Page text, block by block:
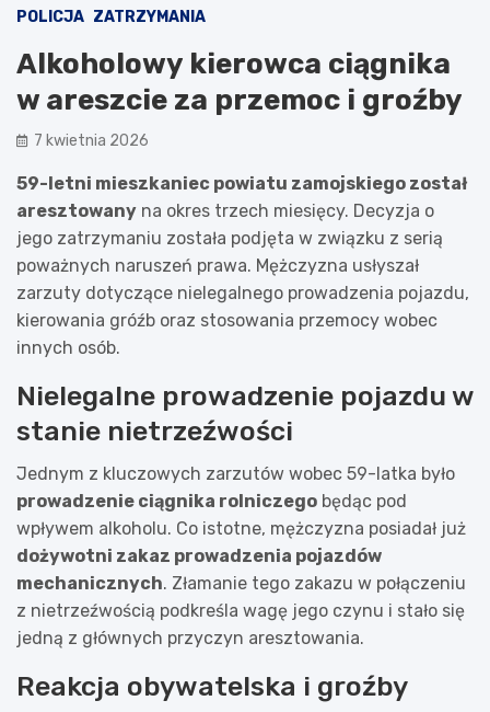
POLICJA ZATRZYMANIA
Alkoholowy kierowca ciągnika
w areszcie za przemoc i groźby
7 kwietnia 2026
59-letni mieszkaniec powiatu zamojskiego został
aresztowany na okres trzech miesięcy. Decyzja o
jego zatrzymaniu została podjęta w związku z serią
poważnych naruszeń prawa. Mężczyzna usłyszał
zarzuty dotyczące nielegalnego prowadzenia pojazdu,
kierowania gróźb oraz stosowania przemocy wobec
innych osób.
Nielegalne prowadzenie pojazdu w
stanie nietrzeźwości
Jednym z kluczowych zarzutów wobec 59-latka było
prowadzenie ciągnika rolniczego będąc pod
wpływem alkoholu. Co istotne, mężczyzna posiadał już
dożywotni zakaz prowadzenia pojazdów
mechanicznych. Złamanie tego zakazu w połączeniu
z nietrzeźwością podkreśla wagę jego czynu i stało się
jedną z głównych przyczyn aresztowania.
Reakcja obywatelska i groźby